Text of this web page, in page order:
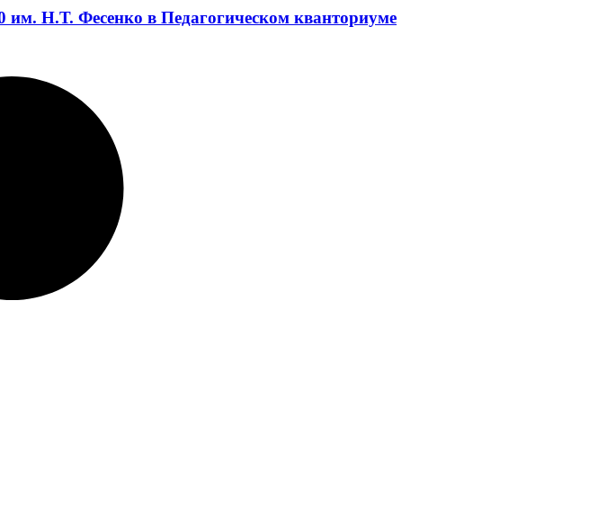
Н.Т. Фесенко в Педагогическом кванториуме